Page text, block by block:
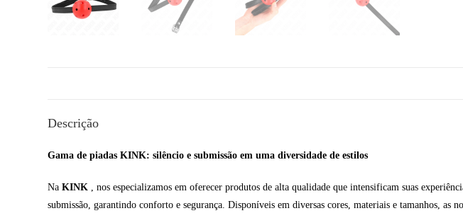
Descrição
Gama de piadas KINK: silêncio e submissão em uma diversidade de estilos
NaKINK , nos especializamos em oferecer produtos de alta qualidade que intensificam suas
submissão, garantindo conforto e segurança. Disponíveis em diversas cores, materiais e tamanhos, as